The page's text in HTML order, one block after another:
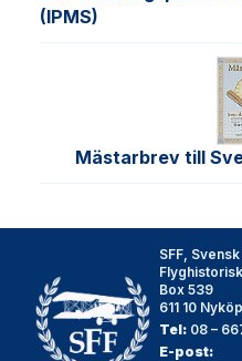
(IPMS)
Mästarbrev till
SFF, Svensk
Box 539
611 10
Tel: 08 –
E-post: